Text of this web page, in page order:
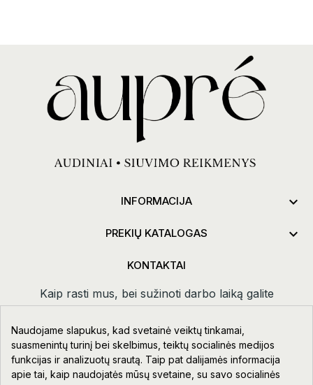
INFORMACIJA 
PREKIŲ KATALOGAS 
KONTAKTAI
Kaip rasti mus, bei sužinoti darbo laiką galite
paspauduskontaktai.
Taikos pr. 111-109, Klaipėda
+370 678 02418
Naudojame slapukus, kad svetainė veiktų tinkamai,
suasmenintų turinį bei skelbimus, teiktų socialinės medijos
funkcijas ir analizuotų srautą. Taip pat dalijamės informacija
apie tai, kaip naudojatės mūsų svetaine, su savo socialinės